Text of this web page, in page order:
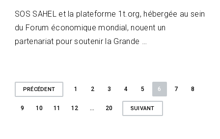
SOS SAHEL et la plateforme 1t.org, hébergée au sein
du Forum économique mondial, nouent un
partenariat pour soutenir la Grande …
Pagination
des
PRÉCÉDENT 1 2 3 4 5 6 7 8
9 10 11 12 … 20 SUIVANT